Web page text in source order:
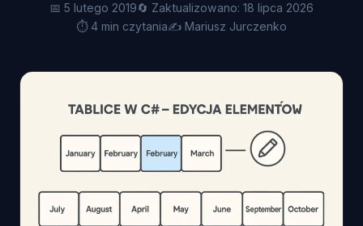
📅 5 lutego 2019🔄 Zaktualizowano: 18 lipca 2026
⏱ 4 min czytania✍️ Mariusz Jurczenko